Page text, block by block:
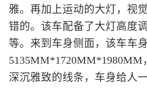
雅。再加上运动的大灯，视
错的。该车配备了大灯高度
等。来到车身侧面，该车车
5135MM*1720MM*1980MM
深沉雅致的线条，车身给人